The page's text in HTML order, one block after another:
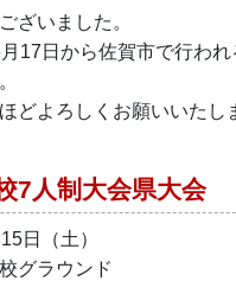
ざいました。
17日から佐賀市で行われ
どよろしくお願いいたし
7人制大会県大会
日（土）
グラウンド